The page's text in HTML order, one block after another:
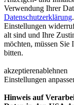
Verwendung Ihrer
Datenschutzerklärung
Einstellungen
alt sind und Ihre
möchten, müssen Sie
bitten.
akzeptierenablehnen
Einstellungen
Hinweis auf